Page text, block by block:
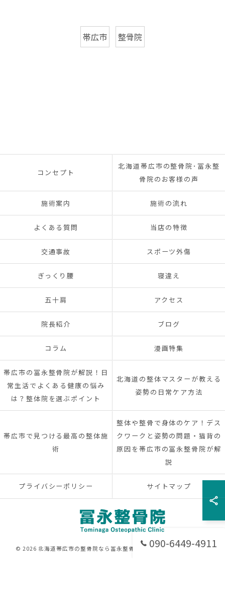
帯広市 整骨院
090-6449-4911
コンセプト
北海道帯広市の整骨院･冨永整
骨院のお客様の声
施術案内 施術の流れ
よくある質問 当店の特徴
交通事故 スポーツ外傷
ぎっくり腰 寝違え
五十肩 アクセス
院長紹介 ブログ
コラム 漫画特集
帯広市の冨永整骨院が解説！日
常生活でよくある健康の悩み
は？整体院を選ぶポイント
北海道の整体マスターが教える
姿勢の日常ケア方法
帯広市で見つける最高の整体施
術
整体や整骨で身体のケア！デス
クワークと姿勢の問題・猫背の
原因を帯広市の冨永整骨院が解
説
プライバシーポリシー サイトマップ
© 2026 北海道帯広市の整骨院なら冨永整骨院 ALL RIGHTS RESERVED.